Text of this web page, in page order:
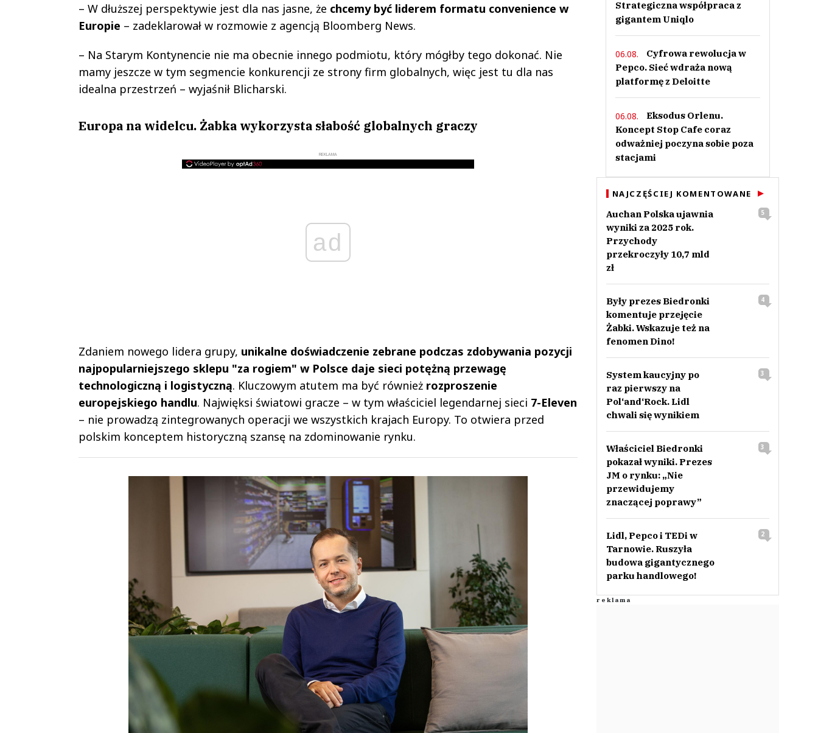
– W dłuższej perspektywie jest dla nas jasne, że chcemy być liderem formatu convenience w
Europie – zadeklarował w rozmowie z agencją Bloomberg News.
– Na Starym Kontynencie nie ma obecnie innego podmiotu, który mógłby tego dokonać. Nie
mamy jeszcze w tym segmencie konkurencji ze strony firm globalnych, więc jest tu dla nas
idealna przestrzeń – wyjaśnił Blicharski.
Europa na widelcu. Żabka wykorzysta słabość globalnych graczy
REKLAMA
ad
Zdaniem nowego lidera grupy, unikalne doświadczenie zebrane podczas zdobywania pozycji
najpopularniejszego sklepu "za rogiem" w Polsce daje sieci potężną przewagę
technologiczną i logistyczną. Kluczowym atutem ma być również rozproszenie
europejskiego handlu. Najwięksi światowi gracze – w tym właściciel legendarnej sieci 7-Eleven
– nie prowadzą zintegrowanych operacji we wszystkich krajach Europy. To otwiera przed
polskim konceptem historyczną szansę na zdominowanie rynku.
Strategiczna współpraca z
gigantem Uniqlo
06.08.
Cyfrowa rewolucja w
Pepco. Sieć wdraża nową
platformę z Deloitte
06.08.
Eksodus Orlenu.
Koncept Stop Cafe coraz
odważniej poczyna sobie poza
stacjami
NAJCZĘŚCIEJ KOMENTOWANE
Auchan Polska ujawnia
wyniki za 2025 rok.
Przychody
przekroczyły 10,7 mld
zł
5
Były prezes Biedronki
komentuje przejęcie
Żabki. Wskazuje też na
fenomen Dino!
4
System kaucyjny po
raz pierwszy na
Pol‘and‘Rock. Lidl
chwali się wynikiem
3
Właściciel Biedronki
pokazał wyniki. Prezes
JM o rynku: „Nie
przewidujemy
znaczącej poprawy”
3
Lidl, Pepco i TEDi w
Tarnowie. Ruszyła
budowa gigantycznego
parku handlowego!
2